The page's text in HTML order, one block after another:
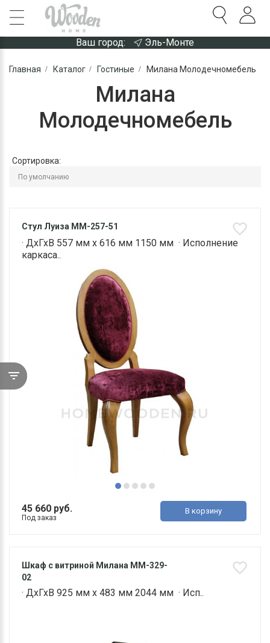
Ваш город: Эль-Монте
Главная Каталог Гостиные Милана Молодечномебель
Милана
Молодечномебель
Сортировка:
Стул Луиза ММ-257-51
· ДхГхВ 557 мм х 616 мм 1150 мм · Исполнение
каркаса..
45 660 руб.
Под заказ
В корзину
Шкаф с витриной Милана ММ-329-
02
· ДхГхВ 925 мм х 483 мм 2044 мм · Исп..